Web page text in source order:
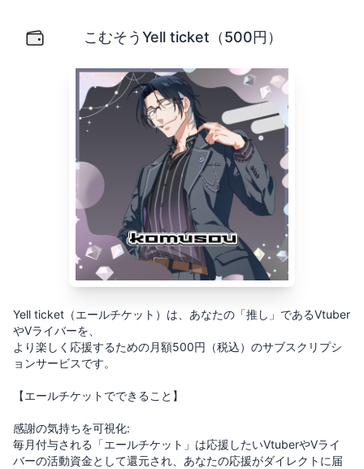
こむそうYell ticket（500円）
Yell ticket（エールチケット）は、あなたの「推し」であるVtuber
やVライバーを、
より楽しく応援するための月額500円（税込）のサブスクリプシ
ョンサービスです。
【エールチケットでできること】
感謝の気持ちを可視化:
毎月付与される「エールチケット」は応援したいVtuberやVライ
バーの活動資金として還元され、あなたの応援がダイレクトに届